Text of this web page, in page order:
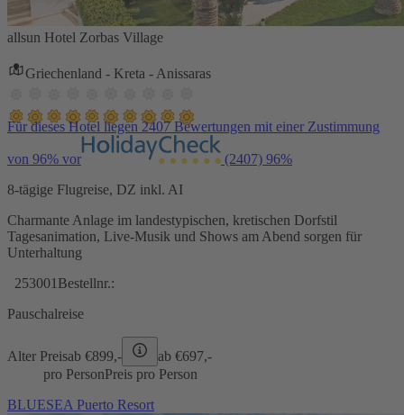
allsun Hotel Zorbas Village
Griechenland - Kreta - Anissaras
Für dieses Hotel liegen 2407 Bewertungen mit einer Zustimmung
von 96% vor (2407) 96%
8-tägige Flugreise, DZ inkl. AI
Charmante Anlage im landestypischen, kretischen Dorfstil
Tagesanimation, Live-Musik und Shows am Abend sorgen für
Unterhaltung
253001 Bestellnr.:
Pauschalreise
Alter Preisab €899,- ab €697,-
pro PersonPreis pro Person
BLUESEA Puerto Resort